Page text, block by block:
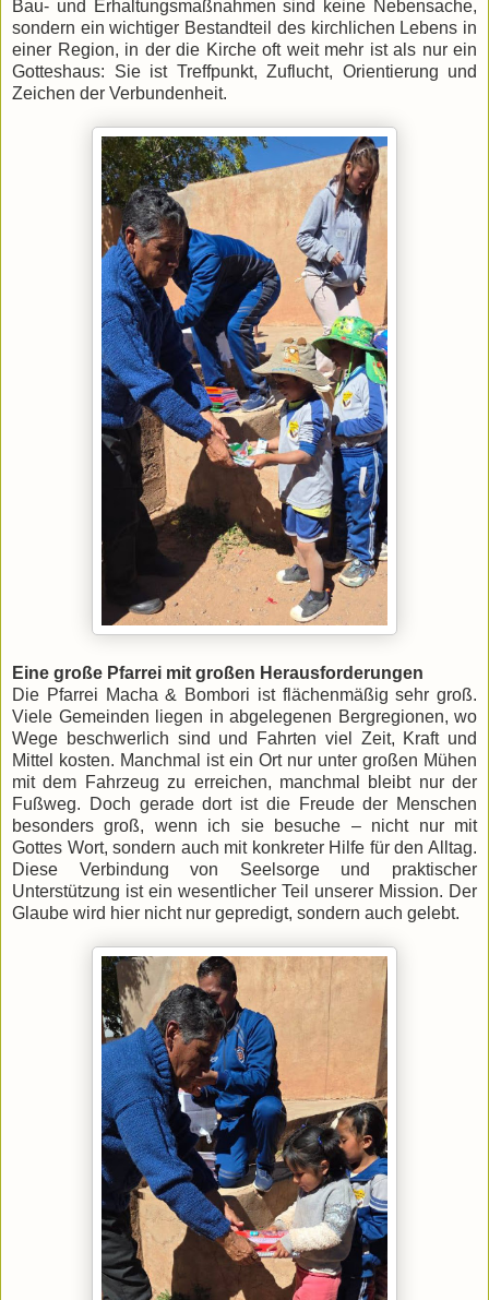
Bau- und Erhaltungsmaßnahmen sind keine Nebensache,
sondern ein wichtiger Bestandteil des kirchlichen Lebens in
einer Region, in der die Kirche oft weit mehr ist als nur ein
Gotteshaus: Sie ist Treffpunkt, Zuflucht, Orientierung und
Zeichen der Verbundenheit.
Eine große Pfarrei mit großen Herausforderungen
Die Pfarrei Macha & Bombori ist flächenmäßig sehr groß.
Viele Gemeinden liegen in abgelegenen Bergregionen, wo
Wege beschwerlich sind und Fahrten viel Zeit, Kraft und
Mittel kosten. Manchmal ist ein Ort nur unter großen Mühen
mit dem Fahrzeug zu erreichen, manchmal bleibt nur der
Fußweg. Doch gerade dort ist die Freude der Menschen
besonders groß, wenn ich sie besuche – nicht nur mit
Gottes Wort, sondern auch mit konkreter Hilfe für den Alltag.
Diese Verbindung von Seelsorge und praktischer
Unterstützung ist ein wesentlicher Teil unserer Mission. Der
Glaube wird hier nicht nur gepredigt, sondern auch gelebt.